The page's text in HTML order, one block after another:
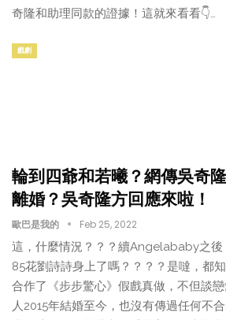
奇隆和助理同款的證據！這就來看看👇…
戲劇
輪到四爺和若曦？網傳吳奇
離婚？吳奇隆方回應來啦！
歐巴是我的 Feb 25, 2022
這，什麼情況？？？續Angelababy之後
85花劉詩詩身上了嗎？？？？是噠，都
合作了《步步驚心》假戲真做，不但談
人2015年結婚至今，也沒有傳過任何不